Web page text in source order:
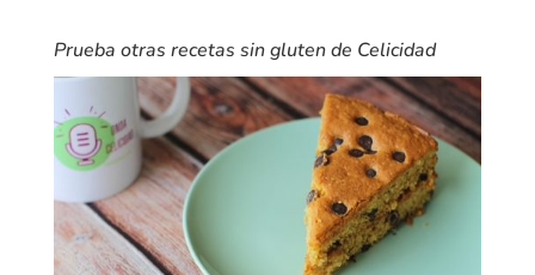
Prueba otras recetas sin gluten de Celicidad